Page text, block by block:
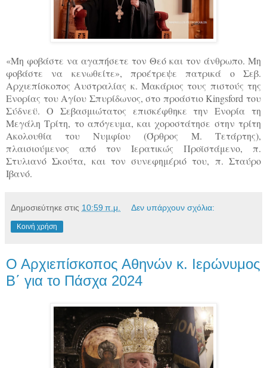
«Μη φοβάστε να αγαπήσετε τον Θεό και τον άνθρωπο. Μη
φοβάστε να κενωθείτε», προέτρεψε πατρικά ο Σεβ.
Αρχιεπίσκοπος Αυστραλίας κ. Μακάριος τους πιστούς της
Ενορίας του Αγίου Σπυρίδωνος, στο προάστιο Kingsford του
Σύδνεϋ. Ο Σεβασμιώτατος επισκέφθηκε την Ενορία τη
Μεγάλη Τρίτη, το απόγευμα, και χοροστάτησε στην τρίτη
Ακολουθία του Νυμφίου (Όρθρος Μ. Τετάρτης),
πλαισιούμενος από τον Ιερατικώς Προϊστάμενο, π.
Στυλιανό Σκούτα, και τον συνεφημέριό του, π. Σταύρο
Ιβανό.
Δημοσιεύτηκε στις 10:59 π.μ. Δεν υπάρχουν σχόλια:
Κοινή χρήση
Ο Αρχιεπίσκοπος Αθηνών κ. Ιερώνυμος
Β΄ για το Πάσχα 2024